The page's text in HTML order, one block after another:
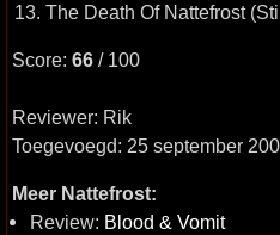
13. The Death Of Nattefrost
Score: 66 / 100
Reviewer: Rik
Toegevoegd: 25 september
Meer Nattefrost:
Review: Blood & Vomit